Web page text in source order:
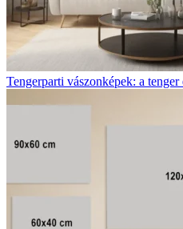
Tengerparti vászonképek: a